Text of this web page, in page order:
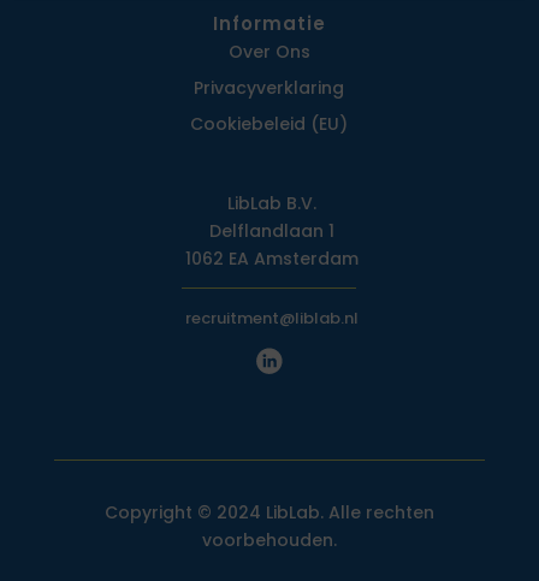
Informatie
Over Ons
Privacy­verklaring
Cookiebeleid (EU)
LibLab B.V.
Delflandlaan 1
1062 EA Amsterdam
recruitment@liblab.nl
Copyright © 2024 LibLab. Alle rechten
voorbehouden.